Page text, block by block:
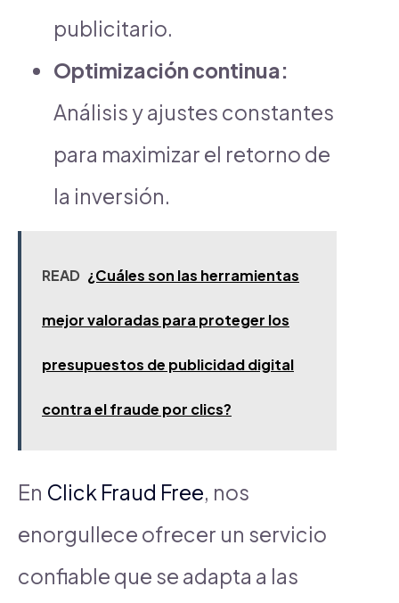
publicitario.
Optimización continua:
Análisis y ajustes constantes
para maximizar el retorno de
la inversión.
READ ¿Cuáles son las herramientas
mejor valoradas para proteger los
presupuestos de publicidad digital
contra el fraude por clics?
En Click Fraud Free, nos
enorgullece ofrecer un servicio
confiable que se adapta a las